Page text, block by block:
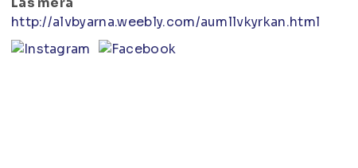
http://alvbyarna.weebly.com/aumllvkyrkan.html